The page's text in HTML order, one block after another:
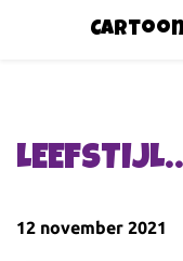
12 november 2021